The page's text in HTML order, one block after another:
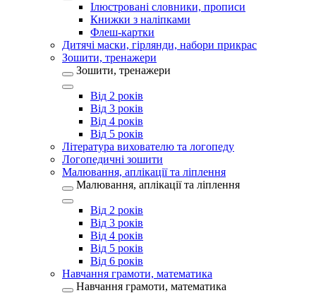
Ілюстровані словники, прописи
Книжки з наліпками
Флеш-картки
Дитячі маски, гірлянди, набори прикрас
Зошити, тренажери
Зошити, тренажери
Від 2 років
Від 3 років
Від 4 років
Від 5 років
Література вихователю та логопеду
Логопедичні зошити
Малювання, аплікації та ліплення
Малювання, аплікації та ліплення
Від 2 років
Від 3 років
Від 4 років
Від 5 років
Від 6 років
Навчання грамоти, математика
Навчання грамоти, математика